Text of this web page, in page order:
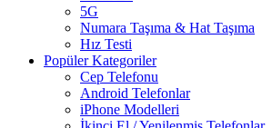
5G
Numara Taşıma & Hat Taşıma
Hız Testi
Popüler Kategoriler
Cep Telefonu
Android Telefonlar
iPhone Modelleri